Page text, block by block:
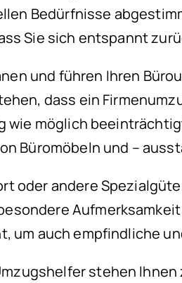
Bedürfnisse
Sie sich entspannt
und führen Ihren
dass ein
möglich
Büromöbeln und –
oder andere
um auch empfindliche
stehen